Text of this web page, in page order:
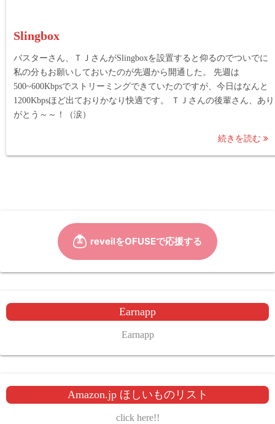
Slingbox
バスターさん、ＴＪさんがSlingboxを設置すると仰るのでついでに
私の分もお願いしておいたのが先週から開通した。 先週は
500~600Kbpsでストリーミングできていたのですが、今日はなんと
1200Kbpsほど出ておりかなり快適です。 ＴＪさんの後輩さん、あり
がとう～～！（涙）
続きを読む
Earnapp
Earnapp
Amazon.jp ほしいものリスト
click here!!